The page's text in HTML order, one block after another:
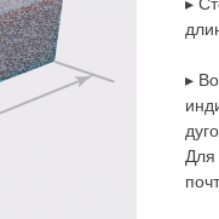
▸
▸
Для